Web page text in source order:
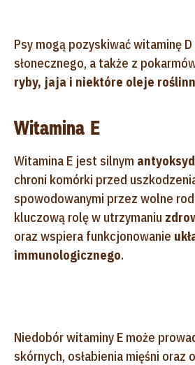
Psy mogą pozyskiwać witaminę D
słonecznego, a także z
ryby, jaja i niektóre oleje
Witamina E
Witamina E jest silnym
chroni komórki przed
spowodowanymi przez wolne
kluczową rolę w utrzymaniu
oraz wspiera funkcjonowanie
immunologicznego.
Niedobór witaminy E może
skórnych, osłabienia mięśni oraz